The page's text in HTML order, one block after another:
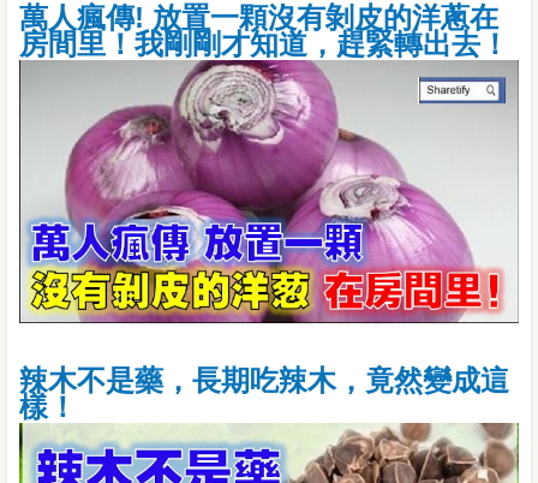
萬人瘋傳! 放置一顆沒有剝皮的洋蔥在
房間里！我剛剛才知道，趕緊轉出去！
辣木不是藥，長期吃辣木，竟然變成這
樣！